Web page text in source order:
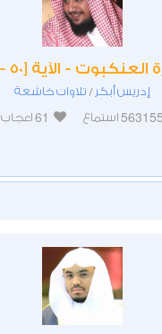
- الآية [50 - 69]
إدريس أبكر / تلاوات خاشعة
563155 استماع 61 اعجاب